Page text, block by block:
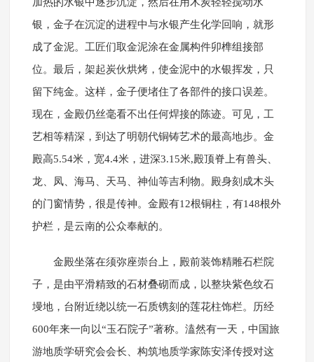
银，金子在沉淀的进程中与水银产生化学回响，就形
成了金泥。工匠们取金泥涂在金属构件卯榫组接部
位。最后，架起炭伙烘烤，使金泥中的水银挥发，只
留下纯金。这样，金子便堵住了各部件的接口误差。
现在，金殿仍丝毫看不出任何焊接的陈迹。可见，工
艺相等精深，到达了明朝代铜铸艺术的最高地步。金
殿高5.54米，宽4.4米，进深3.15米,殿顶脊上有兽头、
龙、凤、海马、天马、神仙等吉利物。殿身刻成木头
的门窗情势，很是传神。金殿有12根铜柱，有148根外
护栏，是云南的公众奉献的。
金殿坐落在须弥座崇台上，殿前装饰精雕石栏院
子，是由平滑精致的石材叠砌而成，以整块紫色纹石
墁地，台附近绕以统一石质镌刻的莲花柱饰栏。历经
600年来一向以“玉石院子”著称。溘然有一天，中国旅
游地质学研究会会长、构筑地质学家陈安泽传授对这